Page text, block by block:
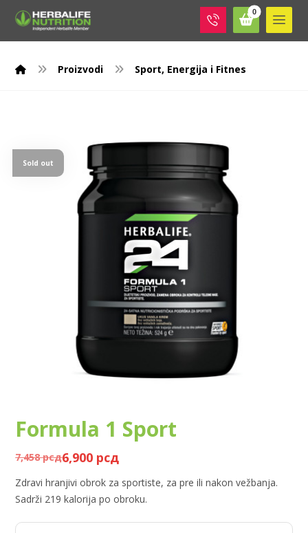
Proizvodi Sport, Energija i Fitnes
Sold out
Formula 1 Sport
7,458рсд6,900 рсд
Zdravi hranjivi obrok za sportiste, za pre ili nakon vežbanja.
Sadrži 219 kalorija po obroku.